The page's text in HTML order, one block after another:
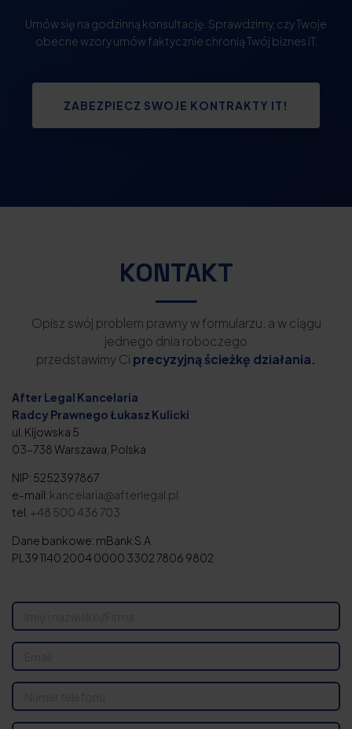
Umów się na godzinną konsultację. Sprawdzimy, czy Twoje
obecne wzory umów faktycznie chronią Twój biznes IT.
ZABEZPIECZ SWOJE KONTRAKTY IT!
KONTAKT
Opisz swój problem prawny w formularzu, a w ciągu
jednego dnia roboczego
przedstawimy Ci precyzyjną ścieżkę działania.
After Legal Kancelaria
Radcy Prawnego Łukasz Kulicki
ul. Kijowska 5
03-738 Warszawa, Polska
NIP: 5252397867
e-mail: kancelaria@afterlegal.pl
tel. +48 500 436 703
Dane bankowe: mBank S.A.
PL39 1140 2004 0000 3302 7806 9802